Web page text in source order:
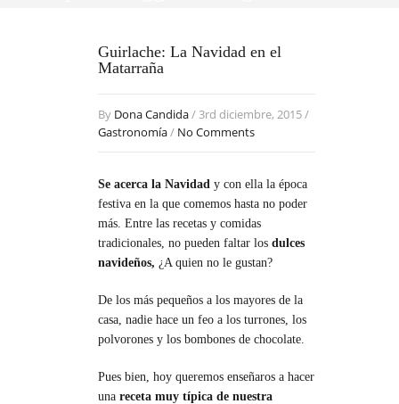
Guirlache: La Navidad en el
Matarraña
By Dona Candida/ 3rd diciembre, 2015 /
Gastronomía/ No Comments
Se acerca la Navidad y con ella la época
festiva en la que comemos hasta no poder
más. Entre las recetas y comidas
tradicionales, no pueden faltar los dulces
navideños, ¿A quien no le gustan?
De los más pequeños a los mayores de la
casa, nadie hace un feo a los turrones, los
polvorones y los bombones de chocolate.
Pues bien, hoy queremos enseñaros a hacer
una receta muy típica de nuestra